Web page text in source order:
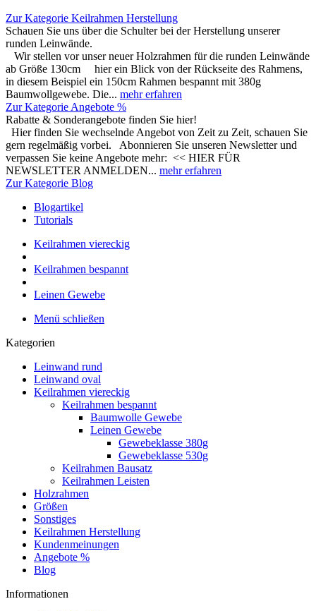
Zur Kategorie Keilrahmen Herstellung
Schauen Sie uns über die Schulter bei der Herstellung unserer
runden Leinwände.
Wir stellen vor unser neuer Holzrahmen für die runden Leinwände
ab Größe 130cm hier ein Blick von der Rückseite des Rahmens,
in diesem Beispiel ein 150cm Rahmen bespannt mit 380g
Baumwollgewebe. Die... mehr erfahren
Zur Kategorie Angebote %
Rabatte & Sonderangebote finden Sie hier!
Hier finden Sie wechselnde Angebot von Zeit zu Zeit, schauen Sie
gern regelmäßig vorbei. Abonnieren Sie unseren Newsletter und
verpassen Sie keine Angebote mehr: << HIER FÜR
NEWSLETTER ANMELDEN... mehr erfahren
Zur Kategorie Blog
Blogartikel
Tutorials
Keilrahmen viereckig
Keilrahmen bespannt
Leinen Gewebe
Menü schließen
Kategorien
Leinwand rund
Leinwand oval
Keilrahmen viereckig
Keilrahmen bespannt
Baumwolle Gewebe
Leinen Gewebe
Gewebeklasse 380g
Gewebeklasse 530g
Keilrahmen Bausatz
Keilrahmen Leisten
Holzrahmen
Größen
Sonstiges
Keilrahmen Herstellung
Kundenmeinungen
Angebote %
Blog
Informationen